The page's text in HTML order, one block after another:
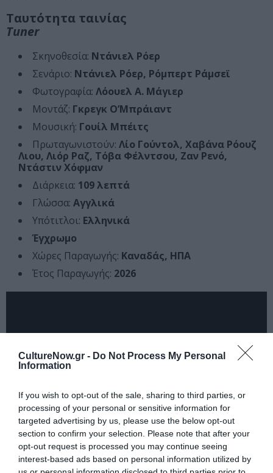
CultureNow.gr - Do Not Process My Personal
Information
If you wish to opt-out of the sale, sharing to third parties, or
processing of your personal or sensitive information for
targeted advertising by us, please use the below opt-out
section to confirm your selection. Please note that after your
opt-out request is processed you may continue seeing
interest-based ads based on personal information utilized by
Ταυτότητα ταινίας
Tuner
Σκηνοθεσία: Ντάνιελ Ρόερ
Σενάριο: Ντάνιελ Ρόερ, Ρόμπερτ Ράμσεϊ
Φωτογραφία: Λόουελ Α. Μάγιερ
Μοντάζ: Γκρεγκ Ο’Μπράιαντ
Μουσική: Γουίλ Μπέιτς
Πρωταγωνιστούν: Λίο Γούντολ, Χαβάνα Ρόουζ
Λιου, Λιόρ Ραζ, Τόβα Φέλντσου, Ζαν Ρενό,
Ντάστιν Χόφμαν
Διάρκεια: 109 λεπτά
Γλώσσα: Αγγλικά
Υπότιτλοι: Ελληνικά
Έγχρωμο
Χώρες Παραγωγής: Καναδάς, ΗΠΑ
Έτος Παραγωγής: 2026
Ταυτότητα